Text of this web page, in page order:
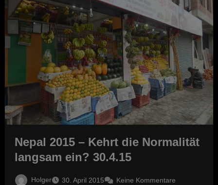
Nepal 2015 – Kehrt die Normalität
langsam ein? 30.4.15
Holger 30. April 2015 Keine Kommentare